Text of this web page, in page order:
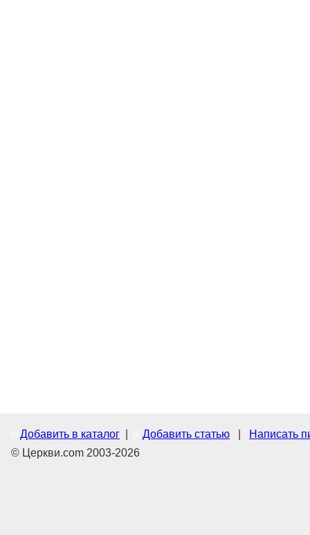
Добавить в каталог Добавить статью
Написать
© Церкви.com 2003-2026